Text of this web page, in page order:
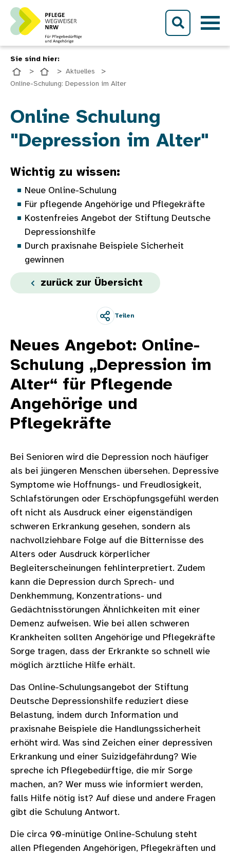
Direkt zum Inhalt
Sie sind hier:
Aktuelles
Online-Schulung: Depession im Alter
BildOnline Schulung
"Depression im Alter"
Wichtig zu wissen:
Neue Online-Schulung
Für pflegende Angehörige und Pflegekräfte
Kostenfreies Angebot der Stiftung Deutsche
Depressionshilfe
Durch praxisnahe Beispiele Sicherheit
gewinnen
zurück zur Übersicht
Teilen
Neues Angebot: Online-
Schulung „Depression im
Alter“ für Pflegende
Angehörige und
Pflegekräfte
Bei Senioren wird die Depression noch häufiger
als bei jüngeren Menschen übersehen. Depressive
Symptome wie Hoffnungs- und Freudlosigkeit,
Schlafstörungen oder Erschöpfungsgefühl werden
oft nicht als Ausdruck einer eigenständigen
schweren Erkrankung gesehen, sondern als
nachvollziehbare Folge auf die Bitternisse des
Alters oder Ausdruck körperlicher
Begleiterscheinungen fehlinterpretiert. Zudem
kann die Depression durch Sprech- und
Denkhemmung, Konzentrations- und
Gedächtnisstörungen Ähnlichkeiten mit einer
Demenz aufweisen. Wie bei allen schweren
Krankheiten sollten Angehörige und Pflegekräfte
Sorge tragen, dass der Erkrankte so schnell wie
möglich ärztliche Hilfe erhält.
Das Online-Schulungsangebot der Stiftung
Deutsche Depressionshilfe reduziert diese
Belastung, indem durch Information und
praxisnahe Beispiele die Handlungssicherheit
erhöht wird. Was sind Zeichen einer depressiven
Erkrankung und einer Suizidgefährdung? Wie
spreche ich Pflegebedürftige, die mir Sorge
machen, an? Wer muss wie informiert werden,
falls Hilfe nötig ist? Auf diese und andere Fragen
gibt die Schulung Antwort.
Die circa 90-minütige Online-Schulung steht
allen Pflegenden Angehörigen, Pflegekräften und